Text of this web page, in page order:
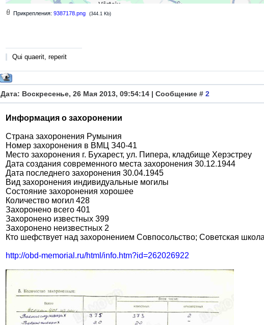
Прикрепления: 9387178.png (344.1 Kb)
Qui quaerit, reperit
Дата: Воскресенье, 26 Мая 2013, 09:54:14 | Сообщение # 2
Информация о захоронении
Страна захоронения Румыния
Номер захоронения в ВМЦ З40-41
Место захоронения г. Бухарест, ул. Пипера, кладбище Херэстреу
Дата создания современного места захоронения 30.12.1944
Дата последнего захоронения 30.04.1945
Вид захоронения индивидуальные могилы
Состояние захоронения хорошее
Количество могил 428
Захоронено всего 401
Захоронено известных 399
Захоронено неизвестных 2
Кто шефствует над захоронением Совпосольство; Советская
http://obd-memorial.ru/html/info.htm?id=262026922